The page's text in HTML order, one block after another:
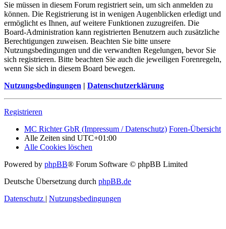
Sie müssen in diesem Forum registriert sein, um sich anmelden zu
können. Die Registrierung ist in wenigen Augenblicken erledigt und
ermöglicht es Ihnen, auf weitere Funktionen zuzugreifen. Die
Board-Administration kann registrierten Benutzern auch zusätzliche
Berechtigungen zuweisen. Beachten Sie bitte unsere
Nutzungsbedingungen und die verwandten Regelungen, bevor Sie
sich registrieren. Bitte beachten Sie auch die jeweiligen Forenregeln,
wenn Sie sich in diesem Board bewegen.
Nutzungsbedingungen | Datenschutzerklärung
Registrieren
MC Richter GbR (Impressum / Datenschutz) Foren-Übersicht
Alle Zeiten sind UTC+01:00
Alle Cookies löschen
Powered by phpBB® Forum Software © phpBB Limited
Deutsche Übersetzung durch phpBB.de
Datenschutz | Nutzungsbedingungen